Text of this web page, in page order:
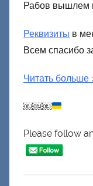
Рабов вышлем
Реквизиты в
Всем спасибо
Читать больше
￼￼￼
Please follow